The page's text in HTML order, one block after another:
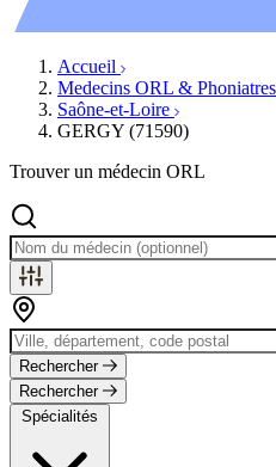
Accueil
Medecins ORL & Phoniatres
Saône-et-Loire
GERGY (71590)
Trouver un médecin ORL
Rechercher
Rechercher
Spécialités